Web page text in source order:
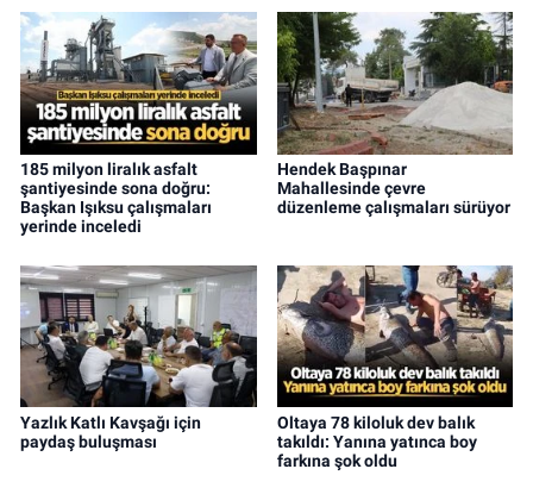
185 milyon liralık asfalt
şantiyesinde sona doğru:
Başkan Işıksu çalışmaları
yerinde inceledi
Hendek Başpınar
Mahallesinde çevre
düzenleme çalışmaları sürüyor
Yazlık Katlı Kavşağı için
paydaş buluşması
Oltaya 78 kiloluk dev balık
takıldı: Yanına yatınca boy
farkına şok oldu